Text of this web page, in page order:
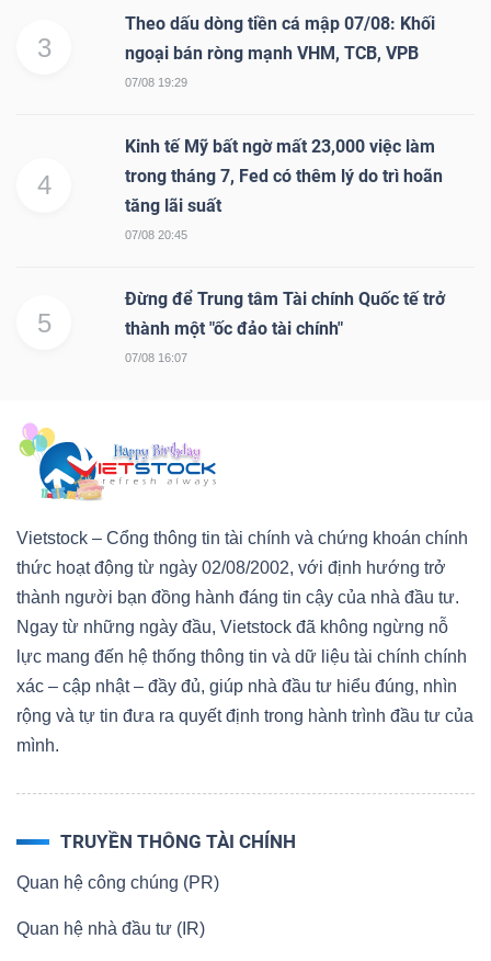
3
Theo dấu dòng tiền cá mập 07/08: Khối
ngoại bán ròng mạnh VHM, TCB, VPB
07/08 19:29
4
Kinh tế Mỹ bất ngờ mất 23,000 việc làm
trong tháng 7, Fed có thêm lý do trì hoãn
tăng lãi suất
07/08 20:45
5
Đừng để Trung tâm Tài chính Quốc tế trở
thành một "ốc đảo tài chính"
07/08 16:07
Vietstock – Cổng thông tin tài chính và chứng khoán chính
thức hoạt động từ ngày 02/08/2002, với định hướng trở
thành người bạn đồng hành đáng tin cậy của nhà đầu tư.
Ngay từ những ngày đầu, Vietstock đã không ngừng nỗ
lực mang đến hệ thống thông tin và dữ liệu tài chính chính
xác – cập nhật – đầy đủ, giúp nhà đầu tư hiểu đúng, nhìn
rộng và tự tin đưa ra quyết định trong hành trình đầu tư của
mình.
TRUYỀN THÔNG TÀI CHÍNH
Quan hệ công chúng (PR)
Quan hệ nhà đầu tư (IR)